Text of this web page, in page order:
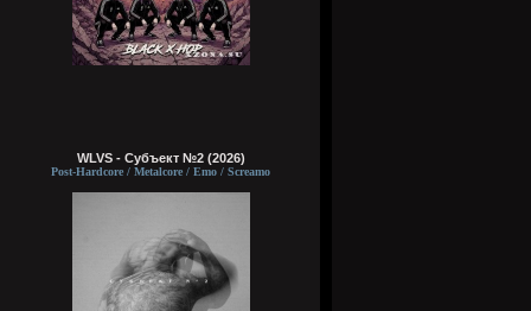
WLVS - Субъект №2 (2026)
Post-Hardcore / Metalcore / Emo / Screamo